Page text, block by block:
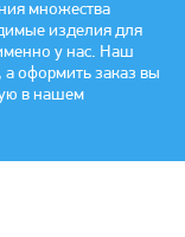
множества
изделия для
у нас. Наш
а оформить заказ вы
в нашем